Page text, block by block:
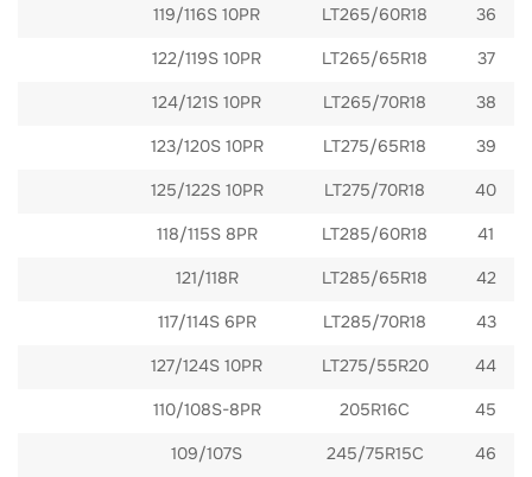
36
LT265/60R18
119/116S 10PR
37
LT265/65R18
122/119S 10PR
38
LT265/70R18
124/121S 10PR
39
LT275/65R18
123/120S 10PR
40
LT275/70R18
125/122S 10PR
41
LT285/60R18
118/115S 8PR
42
LT285/65R18
121/118R
43
LT285/70R18
117/114S 6PR
44
LT275/55R20
127/124S 10PR
45
205R16C
110/108S-8PR
46
245/75R15C
109/107S